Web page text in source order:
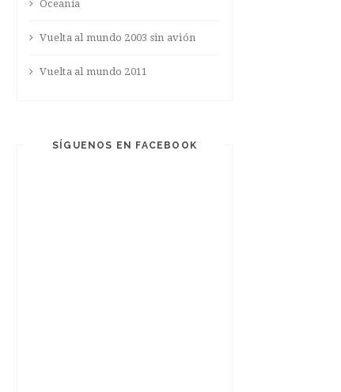
Oceanía
Vuelta al mundo 2003 sin avión
Vuelta al mundo 2011
SÍGUENOS EN FACEBOOK